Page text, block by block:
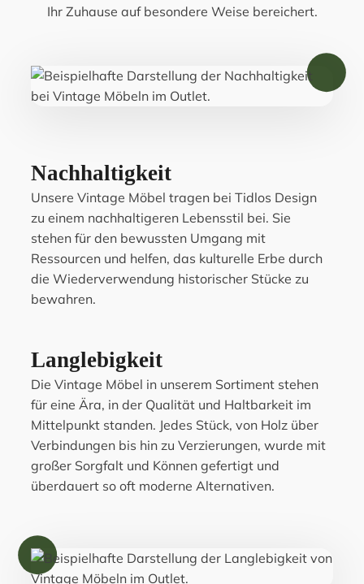
Ihr Zuhause auf besondere Weise bereichert.
Nachhaltigkeit
Unsere Vintage Möbel tragen bei Tidlos Design
zu einem nachhaltigeren Lebensstil bei. Sie
stehen für den bewussten Umgang mit
Ressourcen und helfen, das kulturelle Erbe durch
die Wiederverwendung historischer Stücke zu
bewahren.
Langlebigkeit
Die Vintage Möbel in unserem Sortiment stehen
für eine Ära, in der Qualität und Haltbarkeit im
Mittelpunkt standen. Jedes Stück, von Holz über
Verbindungen bis hin zu Verzierungen, wurde mit
großer Sorgfalt und Können gefertigt und
überdauert so oft moderne Alternativen.